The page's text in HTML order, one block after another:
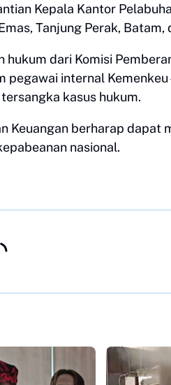
Kepala Kantor
Tanjung Perak,
dari Komisi
pegawai internal
kasus hukum.
Keuangan berharap dapat
nasional.